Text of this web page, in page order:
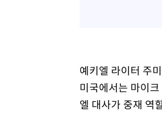
예키엘 라이터 주
미국에서는 마이
엘 대사가 중재 역